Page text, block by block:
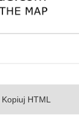
Kopiuj HTML